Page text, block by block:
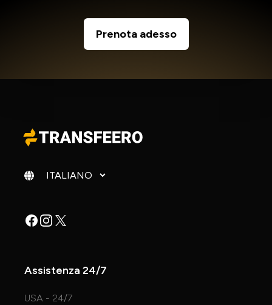
Prenota adesso
Cambia lingua
Facebook
Instagram
X
Assistenza 24/7
USA - 24/7